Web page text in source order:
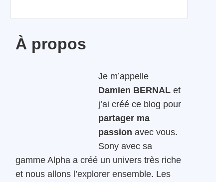
À propos
Je m’appelle
Damien BERNAL et
j’ai créé ce blog pour
partager ma
passion avec vous.
Sony avec sa
gamme Alpha a créé un univers très riche
et nous allons l’explorer ensemble. Les